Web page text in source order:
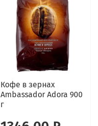
Кофе в зернах
Ambassador Adora 900
г